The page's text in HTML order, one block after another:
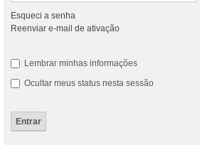
Esqueci a senha
Reenviar e-mail de ativação
Lembrar minhas informações
Ocultar meus status nesta sessão